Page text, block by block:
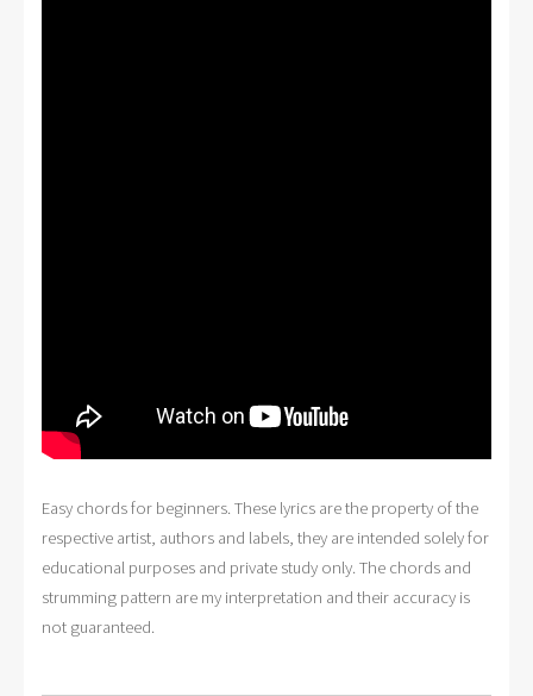
Easy chords for beginners. These lyrics are the property of the
respective artist, authors and labels, they are intended solely for
educational purposes and private study only. The chords and
strumming pattern are my interpretation and their accuracy is
not guaranteed.